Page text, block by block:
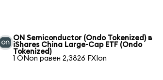
ON Semiconductor (Ondo Tokenized) в
iShares China Large-Cap ETF (Ondo
Tokenized)
1 ONon равен 2,3826 FXIon